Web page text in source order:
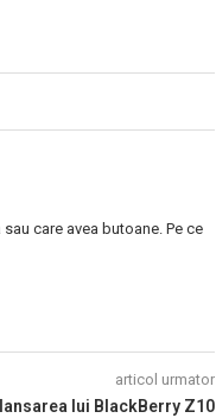
care avea butoane. Pe ce
articol urmator
lui BlackBerry Z10